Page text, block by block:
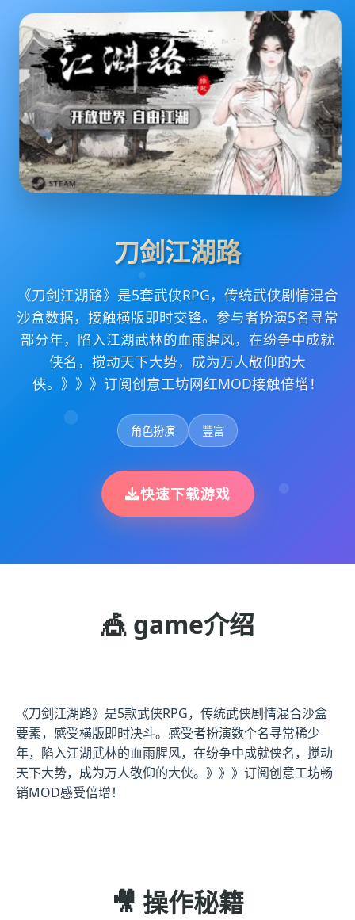
刀剑江湖路
《刀剑江湖路》是5套武侠RPG，传统武侠剧情混合
沙盒数据，接触横版即时交锋。参与者扮演5名寻常
部分年，陷入江湖武林的血雨腥风，在纷争中成就
侠名，搅动天下大势，成为万人敬仰的大
侠。》》》订阅创意工坊网红MOD接触倍增！
角色扮演 豐富
快速下载游戏
🎪 game介绍
《刀剑江湖路》是5款武侠RPG，传统武侠剧情混合沙盒
要素，感受横版即时决斗。感受者扮演数个名寻常稀少
年，陷入江湖武林的血雨腥风，在纷争中成就侠名，搅动
天下大势，成为万人敬仰的大侠。》》》订阅创意工坊畅
销MOD感受倍增！
🎥 操作秘籍